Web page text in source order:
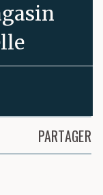
qui
PARTAGER